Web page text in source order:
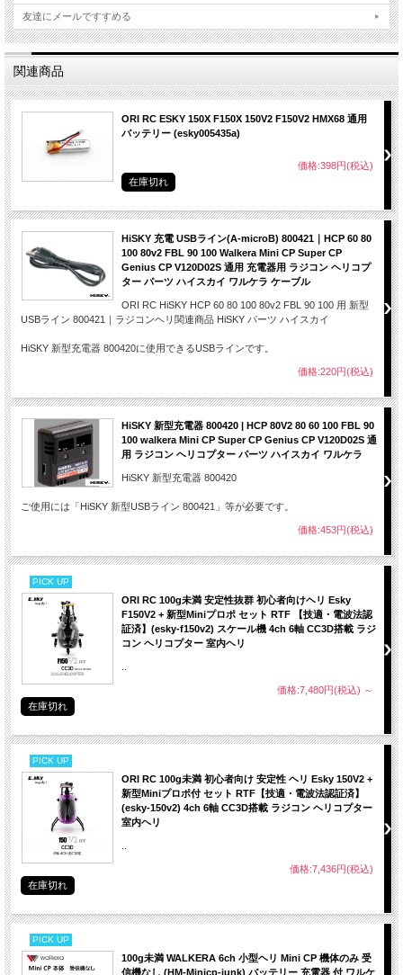
クラス初！ スタビレス４ローターシステムを採用。 可変ピ
キャビン前面がマグネットにより、ワンタッチで着脱可
能。
バッテリー交換も簡単に行えます。
キャビン
友達にメールですすめる
関連商品
ORI RC ESKY 150X F150X 150V2 F150V2 HMX68 通用
バッテリー (esky005435a)
価格:398円(税込)
在庫切れ
HiSKY 充電 USBライン(A-microB) 800421｜HCP 60 80
100 80v2 FBL 90 100 Walkera Mini CP Super CP
Genius CP V120D02S 通用 充電器用 ラジコン ヘリコプ
ター パーツ ハイスカイ ワルケラ ケーブル
ORI RC HiSKY HCP 60 80 100 80v2 FBL 90 100 用 新型
USBライン 800421｜ラジコンヘリ関連商品 HiSKY パーツ ハイスカイ
HiSKY 新型充電器 800420に使用できるUSBラインです。
価格:220円(税込)
HiSKY 新型充電器 800420 | HCP 80V2 80 60 100 FBL 90
100 walkera Mini CP Super CP Genius CP V120D02S 通
用 ラジコン ヘリコプター パーツ ハイスカイ ワルケラ
HiSKY 新型充電器 800420
ご使用には「HiSKY 新型USBライン 800421」等が必要です。
価格:453円(税込)
PICK UP
ORI RC 100g未満 安定性抜群 初心者向けヘリ Esky
F150V2 + 新型Miniプロポ セット RTF 【技適・電波法認
証済】(esky-f150v2) スケール機 4ch 6軸 CC3D搭載 ラジ
コン ヘリコプター 室内ヘリ
価格:7,480円(税込) ～
在庫切れ
PICK UP
ORI RC 100g未満 初心者向け 安定性 ヘリ Esky 150V2 +
新型Miniプロポ付 セット RTF【技適・電波法認証済】
(esky-150v2) 4ch 6軸 CC3D搭載 ラジコン ヘリコプター
室内ヘリ
価格:7,436円(税込)
在庫切れ
PICK UP
100g未満 WALKERA 6ch 小型ヘリ Mini CP 機体のみ 受
信機なし (HM-Minicp-junk) バッテリー 充電器 付 ワルケ